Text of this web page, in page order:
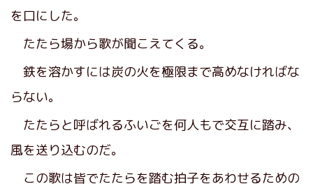
を口にした。
たたら場から歌が聞こえてくる。
鉄を溶かすには炭の火を極限まで高めなければな
らない。
たたらと呼ばれるふいごを何人もで交互に踏み、
風を送り込むのだ。
この歌は皆でたたらを踏む拍子をあわせるための